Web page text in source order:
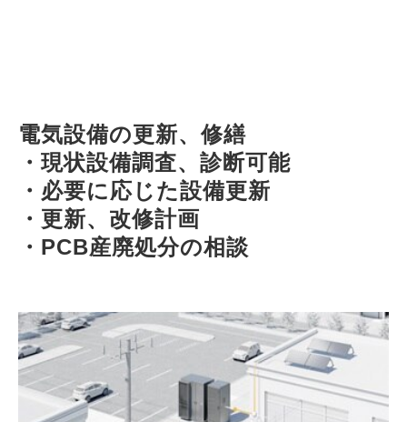
電気設備の更新、修繕
・現状設備調査、診断可能
・必要に応じた設備更新
・更新、改修計画
・PCB産廃処分の相談